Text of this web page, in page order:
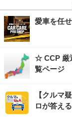
愛車を任
☆ CCP 厳
覧ページ
【クルマ
ロが答え